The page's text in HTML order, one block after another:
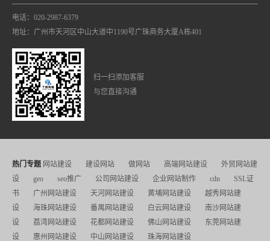
电话：020-2987-6379
地址：广州市天河区中山大道中1190号广珠商务大厦A栋401
扫一扫添加客服
与您直接沟通
热门专题 网站建设 建设网站 做网站 高端网站建设
外贸网站建
设
geo seo推广 公司网站建设 企业网站制作 cdn
SSL证
书
广州网站建设 天河网站建设 黄埔网站建设
越秀网站建
设
海珠网站建设 番禺网站建设 白云网站建设
南沙网站建
设
荔湾网站建设 花都网站建设 佛山网站建设
东莞网站建
设
惠州网站建设 中山网站建设
珠海网站建设